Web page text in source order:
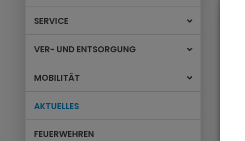
SERVICE
VER- UND ENTSORGUNG
MOBILITÄT
AKTUELLES
FEUERWEHREN